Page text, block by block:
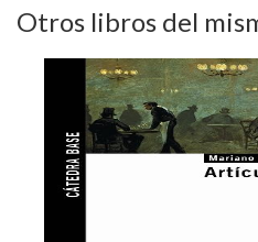
Otros libros del